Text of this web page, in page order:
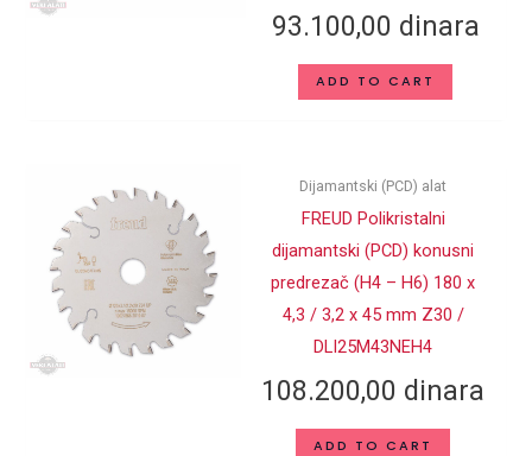
93.100,00 dinara
ADD TO CART
Dijamantski (PCD) alat
FREUD Polikristalni
dijamantski (PCD) konusni
predrezač (H4 – H6) 180 x
4,3 / 3,2 x 45 mm Z30 /
DLI25M43NEH4
108.200,00 dinara
ADD TO CART